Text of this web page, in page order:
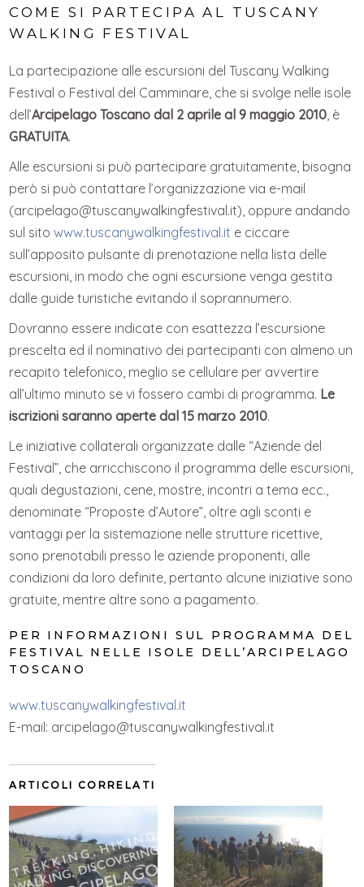
COME SI PARTECIPA AL TUSCANY
WALKING FESTIVAL
La partecipazione alle escursioni del Tuscany Walking
Festival o Festival del Camminare, che si svolge nelle isole
dell’Arcipelago Toscano dal 2 aprile al 9 maggio 2010, è
GRATUITA.
Alle escursioni si può partecipare gratuitamente, bisogna
però si può contattare l’organizzazione via e-mail
(arcipelago@tuscanywalkingfestival.it), oppure andando
sul sitowww.tuscanywalkingfestival.it e ciccare
sull’apposito pulsante di prenotazione nella lista delle
escursioni, in modo che ogni escursione venga gestita
dalle guide turistiche evitando il soprannumero.
Dovranno essere indicate con esattezza l’escursione
prescelta ed il nominativo dei partecipanti con almeno un
recapito telefonico, meglio se cellulare per avvertire
all’ultimo minuto se vi fossero cambi di programma. Le
iscrizioni saranno aperte dal 15 marzo 2010.
Le iniziative collaterali organizzate dalle “Aziende del
Festival”, che arricchiscono il programma delle escursioni,
quali degustazioni, cene, mostre, incontri a tema ecc.,
denominate “Proposte d’Autore”, oltre agli sconti e
vantaggi per la sistemazione nelle strutture ricettive,
sono prenotabili presso le aziende proponenti, alle
condizioni da loro definite, pertanto alcune iniziative sono
gratuite, mentre altre sono a pagamento.
PER INFORMAZIONI SUL PROGRAMMA DEL
FESTIVAL NELLE ISOLE DELL’ARCIPELAGO
TOSCANO
www.tuscanywalkingfestival.it
E-mail: arcipelago@tuscanywalkingfestival.it
ARTICOLI CORRELATI